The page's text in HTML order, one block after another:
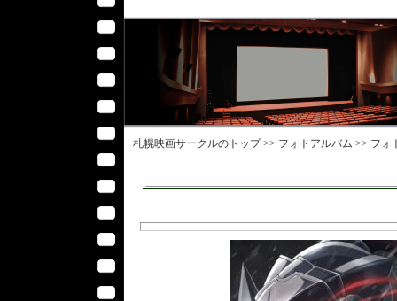
札幌映画サークルのトップ >> フォトアルバム >> フォ